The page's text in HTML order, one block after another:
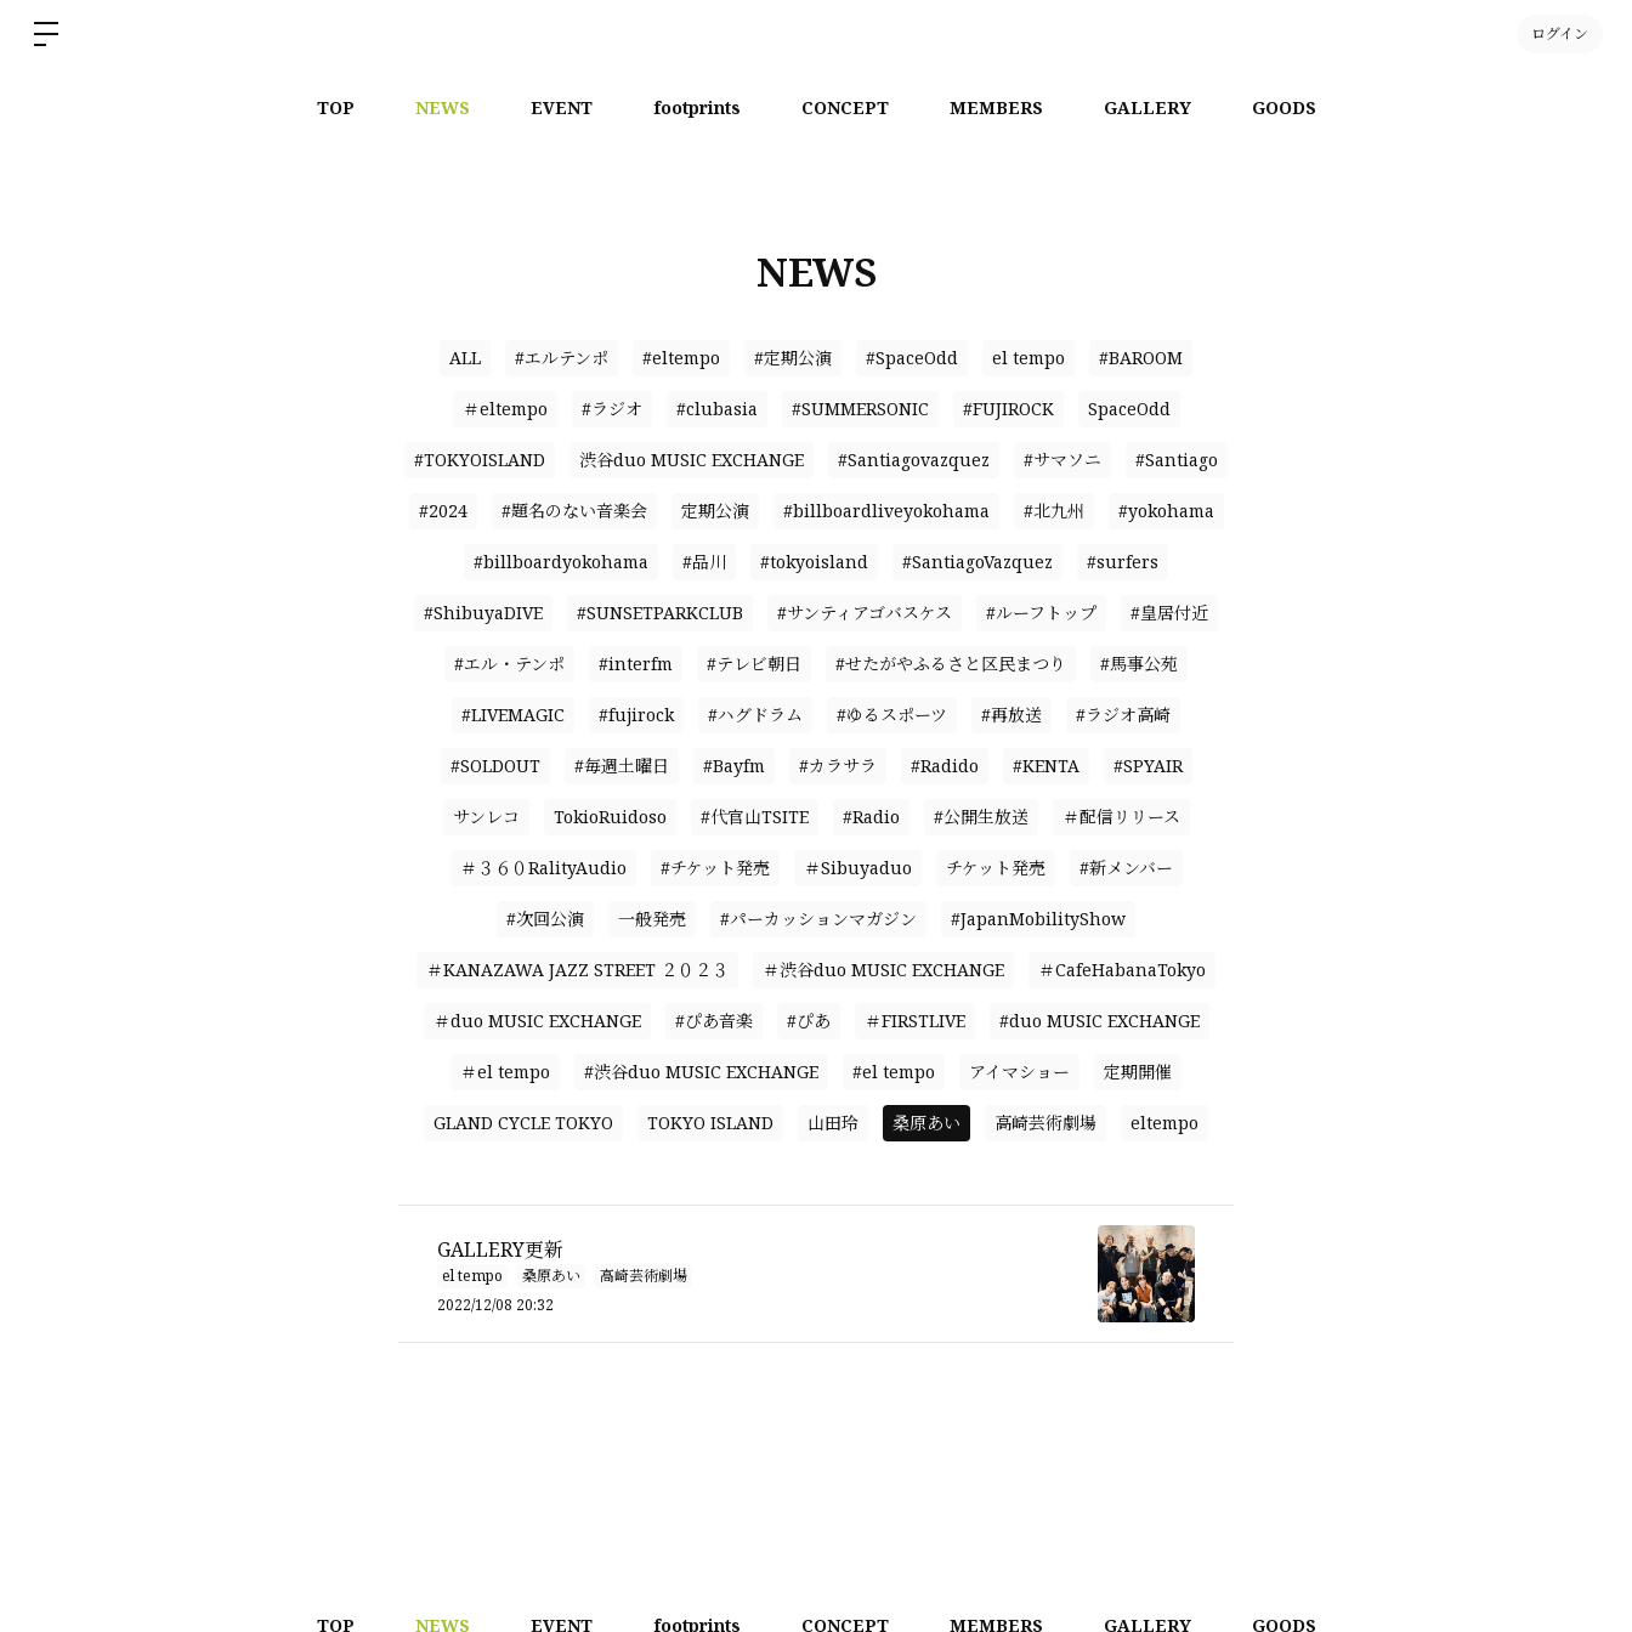
ログイン
TOP NEWS EVENT footprints CONCEPT MEMBERS GALLERY GOODS
NEWS
ALL #エルテンポ #eltempo #定期公演 #SpaceOdd el tempo #BAROOM
＃eltempo #ラジオ #clubasia #SUMMERSONIC #FUJIROCK SpaceOdd
#TOKYOISLAND 渋谷duo MUSIC EXCHANGE #Santiagovazquez #サマソニ #Santiago
#2024 #題名のない音楽会 定期公演 #billboardliveyokohama #北九州 #yokohama
#billboardyokohama #品川 #tokyoisland #SantiagoVazquez #surfers
#ShibuyaDIVE #SUNSETPARKCLUB #サンティアゴバスケス #ルーフトップ #皇居付近
#エル・テンポ #interfm #テレビ朝日 #せたがやふるさと区民まつり #馬事公苑
#LIVEMAGIC #fujirock #ハグドラム #ゆるスポーツ #再放送 #ラジオ高崎
#SOLDOUT #毎週土曜日 #Bayfm #カラサラ #Radido #KENTA #SPYAIR
サンレコ TokioRuidoso #代官山TSITE #Radio #公開生放送 ＃配信リリース
＃３６０RalityAudio #チケット発売 ＃Sibuyaduo チケット発売 #新メンバー
#次回公演 一般発売 #パーカッションマガジン #JapanMobilityShow
＃KANAZAWA JAZZ STREET ２０２３ ＃渋谷duo MUSIC EXCHANGE ＃CafeHabanaTokyo
＃duo MUSIC EXCHANGE #ぴあ音楽 #ぴあ ＃FIRSTLIVE #duo MUSIC EXCHANGE
＃el tempo #渋谷duo MUSIC EXCHANGE #el tempo アイマショー 定期開催
GLAND CYCLE TOKYO TOKYO ISLAND 山田玲 桑原あい 高崎芸術劇場 eltempo
GALLERY更新
el tempo 桑原あい
高崎芸術劇場
2022/12/08 20:32
TOP NEWS EVENT footprints CONCEPT MEMBERS GALLERY GOODS